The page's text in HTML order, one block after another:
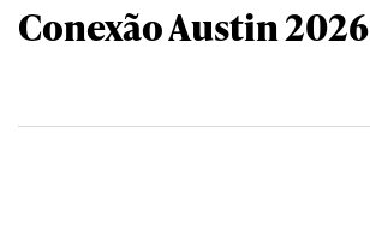
Conexão Austin 2026